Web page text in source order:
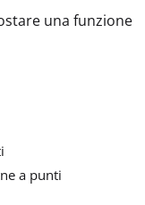
una funzione
a punti